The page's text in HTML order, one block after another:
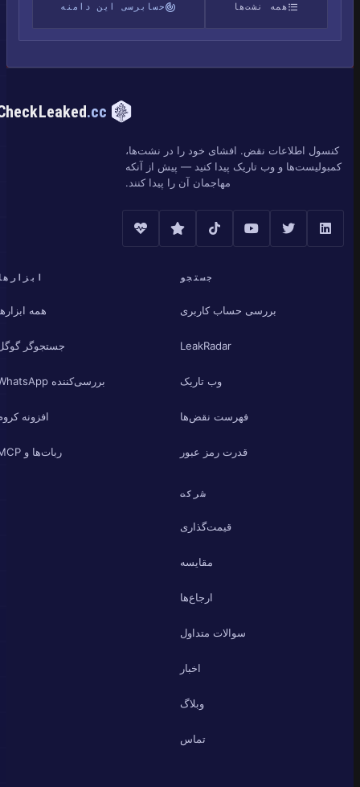
همه نشت‌ها حسابرسی این دامنه
CheckLeaked.cc
کنسول اطلاعات نقض. افشای خود را در نشت‌ها،
کمبولیست‌ها و وب تاریک پیدا کنید — پیش از آنکه
مهاجمان آن را پیدا کنند.
جستجو
بررسی حساب کاربری
LeakRadar
وب تاریک
فهرست نقض‌ها
قدرت رمز عبور
ابزارها
همه ابزارها
جستجوگر گوگل
بررسی‌کننده WhatsApp
افزونه کروم
ربات‌ها و MCP
شرکت
قیمت‌گذاری
مقایسه
ارجاع‌ها
سوالات متداول
اخبار
وبلاگ
تماس